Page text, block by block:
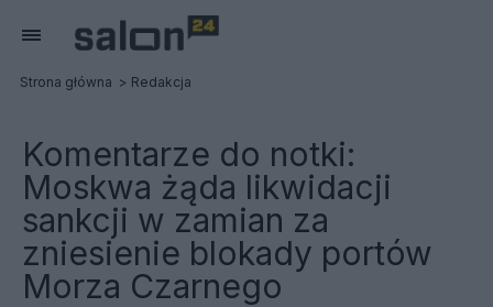
Strona główna Redakcja
Komentarze do notki:
Moskwa żąda likwidacji
sankcji w zamian za
zniesienie blokady portów
Morza Czarnego